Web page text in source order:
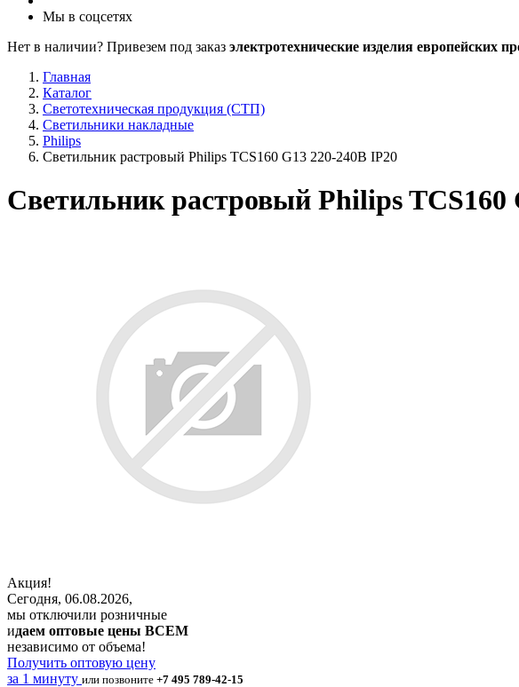
Мы в соцсетях
Нет в наличии? Привезем под заказ электротехнические изделия европейских
Главная
Каталог
Светотехническая продукция (СТП)
Светильники накладные
Philips
Светильник растровый Philips TCS160 G13 220-240В IP20
Светильник растровый Philips TCS160
Акция!
Сегодня, 06.08.2026,
мы отключили розничные
идаем оптовые цены ВСЕМ
независимо от объема!
Получить оптовую цену
за 1 минуту или позвоните +7 495 789-42-15